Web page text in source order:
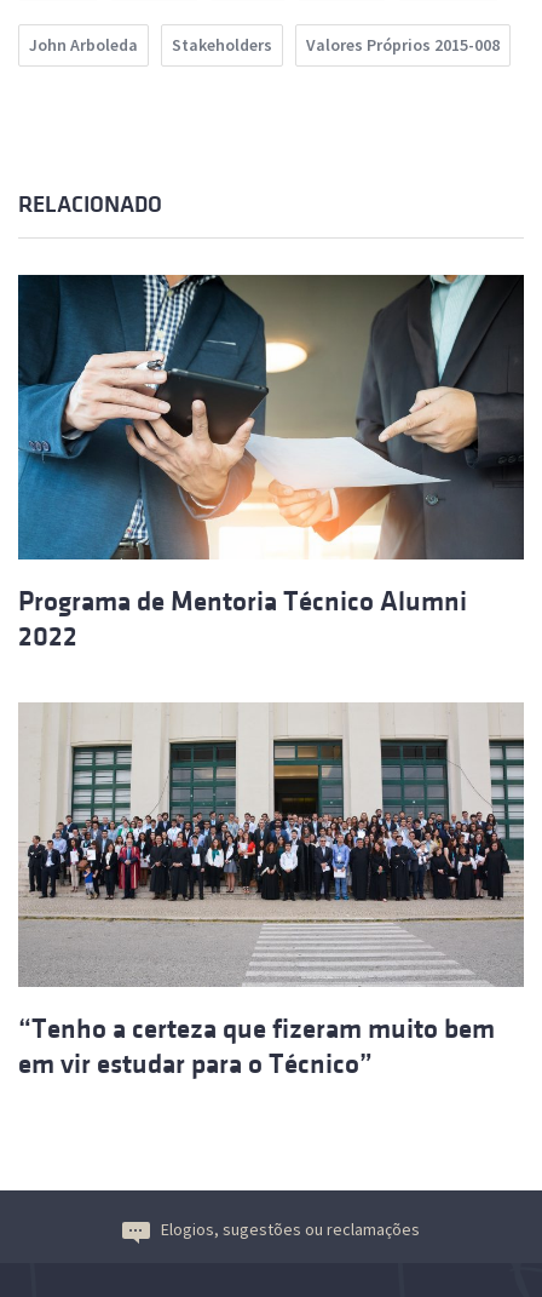
John Arboleda Stakeholders Valores Próprios 2015-008
RELACIONADO
Programa de Mentoria Técnico Alumni
2022
“Tenho a certeza que fizeram muito bem
em vir estudar para o Técnico”
Elogios, sugestões ou reclamações